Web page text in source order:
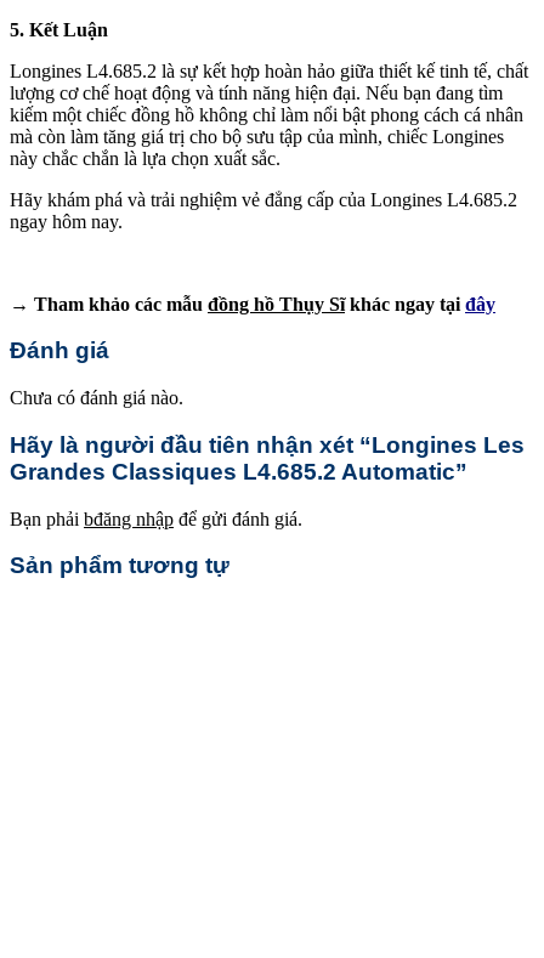
5. Kết Luận
Longines L4.685.2 là sự kết hợp hoàn hảo giữa thiết kế tinh tế, chất
lượng cơ chế hoạt động và tính năng hiện đại. Nếu bạn đang tìm
kiếm một chiếc đồng hồ không chỉ làm nổi bật phong cách cá nhân
mà còn làm tăng giá trị cho bộ sưu tập của mình, chiếc Longines
này chắc chắn là lựa chọn xuất sắc.
Hãy khám phá và trải nghiệm vẻ đẳng cấp của Longines L4.685.2
ngay hôm nay.
→ Tham khảo các mẫu đồng hồ Thụy Sĩkhác ngay tại đây
Đánh giá
Chưa có đánh giá nào.
Hãy là người đầu tiên nhận xét “Longines Les
Grandes Classiques L4.685.2 Automatic”
Bạn phải bđăng nhập để gửi đánh giá.
Sản phẩm tương tự